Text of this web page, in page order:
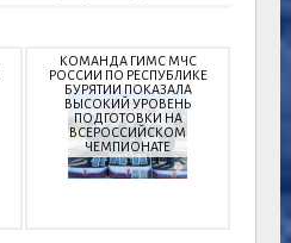
КОМАНДА ГИМС МЧС
РОССИИ ПО РЕСПУБЛИКЕ
БУРЯТИИ ПОКАЗАЛА
ВЫСОКИЙ УРОВЕНЬ
ПОДГОТОВКИ НА
ВСЕРОССИЙСКОМ
ЧЕМПИОНАТЕ